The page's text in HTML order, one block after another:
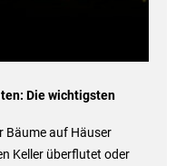
Die wichtigsten
Bäume auf Häuser
Keller überflutet oder